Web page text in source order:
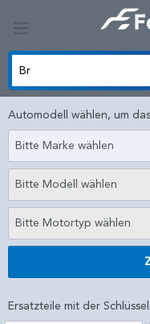
Automodell wählen, um
Bitte Marke wählen
Bitte Modell wählen
Bitte Motortyp wählen
Ersatzteile mit der